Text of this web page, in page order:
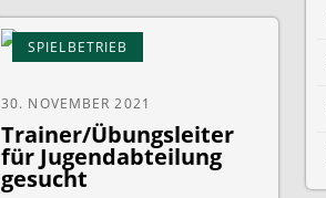
SPIELBETRIEB
30. NOVEMBER 2021
Trainer/Übungsleiter
für Jugendabteilung
gesucht